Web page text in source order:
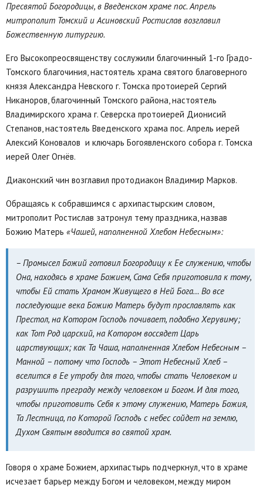
Пресвятой Богородицы, в Введенском храме пос. Апрель
митрополит Томский и Асиновский Ростислав возглавил
Божественную литургию.
Его Высокопреосвященству сослужили благочинный 1-го Градо-
Томского благочиния, настоятель храма святого благоверного
князя Александра Невского г. Томска протоиерей Сергий
Никаноров, благочинный Томского района, настоятель
Владимирского храма г. Северска протоиерей Дионисий
Степанов, настоятель Введенского храма пос. Апрель иерей
Алексий Коновалов и ключарь Богоявленского собора г. Томска
иерей Олег Огнёв.
Диаконский чин возглавил протодиакон Владимир Марков.
Обращаясь к собравшимся с архипастырским словом,
митрополит Ростислав затронул тему праздника, назвав
Божию Матерь «Чашей, наполненной Хлебом Небесным»:
– Промысел Божий готовил Богородицу к Ее служению, чтобы
Она, находясь в храме Божием, Сама Себя приготовила к тому,
чтобы Ей стать Храмом Живущего в Ней Бога… Во все
последующие века Божию Матерь будут прославлять как
Престол, на Котором Господь почивает, подобно Херувиму;
как Тот Род царский, на Котором воссядет Царь
царствующих; как Та Чаша, наполненная Хлебом Небесным –
Манной – потому что Господь – Этот Небесный Хлеб –
вселится в Ее утробу для того, чтобы стать Человеком и
разрушить преграду между человеком и Богом. И для того,
чтобы приготовить Себя к этому служению, Матерь Божия,
Та Лестница, по Которой Господь с небес сойдет на землю,
Духом Святым вводится во святой храм.
Говоря о храме Божием, архипастырь подчеркнул, что в храме
исчезает барьер между Богом и человеком, между миром